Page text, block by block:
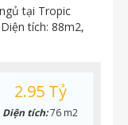
tại Tropic
tích: 88m2,
2.95 Tỷ
Diện tích:76 m2